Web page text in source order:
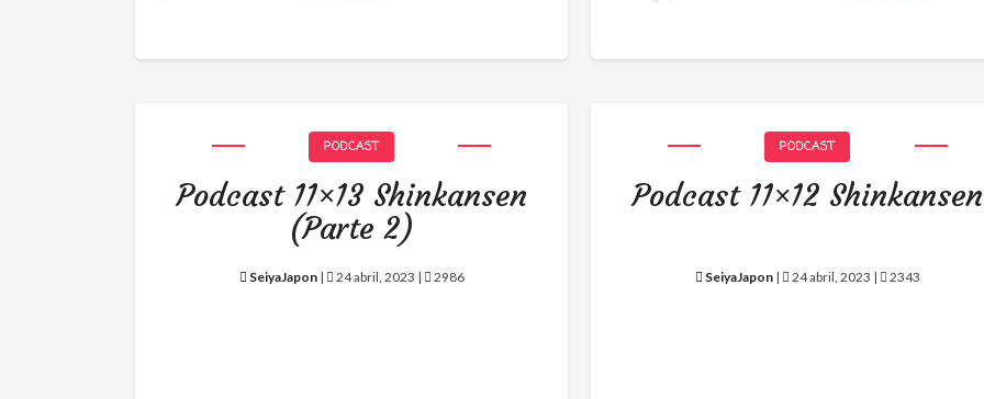
PODCAST
Podcast 11×13 Shinkansen
(Parte 2)
SeiyaJapon| 24 abril, 2023 | 2986
PODCAST
Podcast 11×12 Shinkansen
SeiyaJapon| 24 abril, 2023 | 2343